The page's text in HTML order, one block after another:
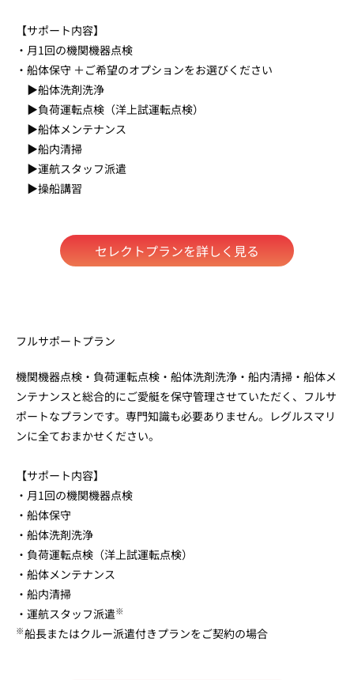
【サポート内容】
・月1回の機関機器点検
・船体保守 ＋ご希望のオプションをお選びください
▶︎船体洗剤洗浄
▶︎負荷運転点検（洋上試運転点検）
▶︎船体メンテナンス
▶︎船内清掃
▶︎運航スタッフ派遣
▶︎操船講習
セレクトプランを詳しく見る
フルサポートプラン
機関機器点検・負荷運転点検・船体洗剤洗浄・船内清掃・船体メ
ンテナンスと総合的にご愛艇を保守管理させていただく、フルサ
ポートなプランです。専門知識も必要ありません。レグルスマリ
ンに全ておまかせください。
【サポート内容】
・月1回の機関機器点検
・船体保守
・船体洗剤洗浄
・負荷運転点検（洋上試運転点検）
・船体メンテナンス
・船内清掃
・運航スタッフ派遣※
※船長またはクルー派遣付きプランをご契約の場合